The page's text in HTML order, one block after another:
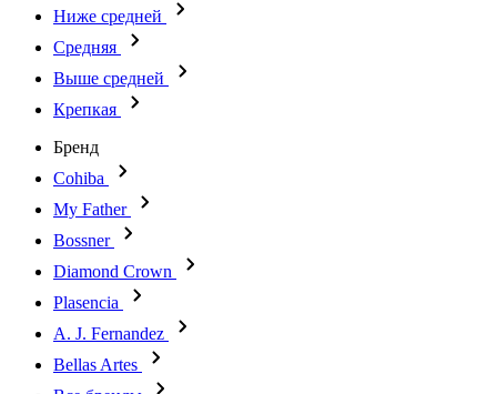
Ниже средней
Средняя
Выше средней
Крепкая
Бренд
Cohiba
My Father
Bossner
Diamond Crown
Plasencia
A. J. Fernandez
Bellas Artes